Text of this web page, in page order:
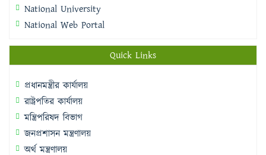
National University
National Web Portal
Quick Links
প্রধানমন্ত্রীর কার্যালয়
রাষ্ট্রপতির কার্যালয়
মন্ত্রিপরিষদ বিভাগ
জনপ্রশাসন মন্ত্রণালয়
অর্থ মন্ত্রণালয়